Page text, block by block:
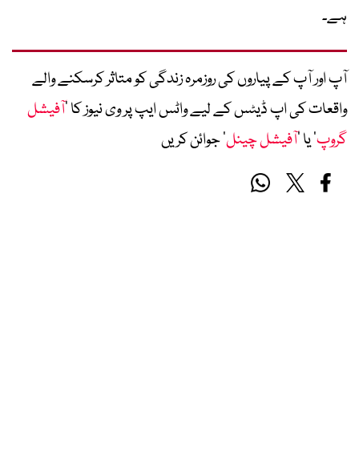
ہے۔
آپ اور آپ کے پیاروں کی روزمرہ زندگی کو متاثر کرسکنے والے
واقعات کی اپ ڈیٹس کے لیے واٹس ایپ پر وی نیوز کا ’آفیشل
گروپ‘ یا ’آفیشل چینل‘ جوائن کریں